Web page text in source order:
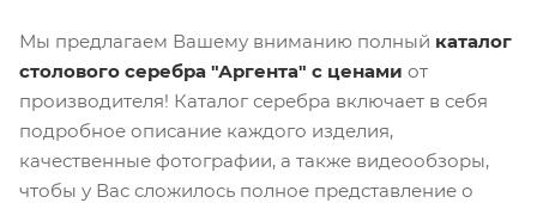
Мы предлагаем Вашему вниманию полный каталог
столового серебра "Аргента" с ценами от
производителя! Каталог серебра включает в себя
подробное описание каждого изделия,
качественные фотографии, а также видеообзоры,
чтобы у Вас сложилось полное представление о